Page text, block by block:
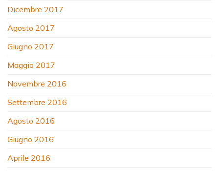
Dicembre 2017
Agosto 2017
Giugno 2017
Maggio 2017
Novembre 2016
Settembre 2016
Agosto 2016
Giugno 2016
Aprile 2016